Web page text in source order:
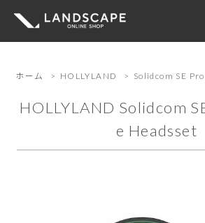
ホーム > HOLLYLAND > Solidcom SE Pro
HOLLYLAND Solidcom
e Headsset